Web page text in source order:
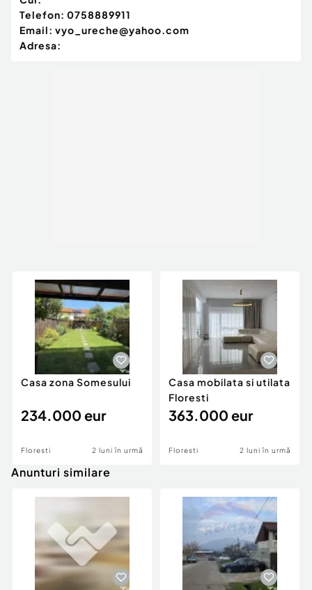
Telefon: 0758889911
Email: vyo_ureche@yahoo.com
Adresa:
Casa zona Somesului
234.000 eur
Floresti 2 luni în urmă
Casa mobilata si utilata
Floresti
363.000 eur
Floresti 2 luni în urmă
Anunturi similare